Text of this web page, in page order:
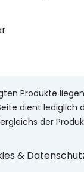
Produkte
dient lediglich
der
&